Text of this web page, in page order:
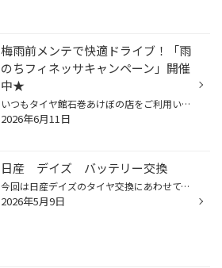
梅雨前メンテで快適ドライブ！「雨
のちフィネッサキャンペーン」開催
中★
いつもタイヤ館石巻あけぼの店をご利用いただきありがとうございます☺ 梅雨シーズンに向けて、雨の日の視界確保や車内環境の快適さをサポートする「梅雨前メンテナンスキャンペーン」を開催いたします。 雨が多くなるこれからの季節に備えて、ワイパー・エアコンフィルター・フロントガラスの撥水コ...
2026年6月11日
日産 デイズ バッテリー交換
今回は日産デイズのタイヤ交換にあわせて、バッテリーの点検・交換を行いました。 タイヤ交換とあわせて、まずは安全点検からスタートですヽ(^o^)丿 専用テスターでバッテリーの状態をチックしたところ、充電量がかなり低下しており、 交換目安に近い状態でした。 点検結果をご説明し、バッテリー交...
2026年5月9日